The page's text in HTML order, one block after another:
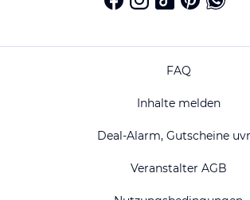
FAQ
Inhalte melden
Deal-Alarm, Gutscheine
Veranstalter AGB